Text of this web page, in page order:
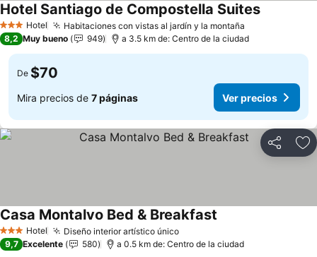
3 Estrellas
Hotel Habitaciones con vistas al jardín y la montaña
Hotel Santiago de Compostella SuitesVer
8,2 Muy bueno 949 a 3.5 km de: Centro de la ciudad
De $70
Mira precios de 7 páginas Ver precios
Compartir
3 Estrellas
Hotel Diseño interior artístico únicoVer precios
Casa Montalvo Bed & Breakfast
9,7 Excelente 580 a 0.5 km de: Centro de la ciudad